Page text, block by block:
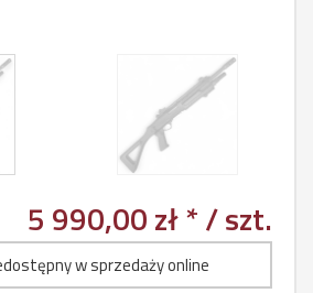
5 990,00 zł */ szt.
w sprzedaży online